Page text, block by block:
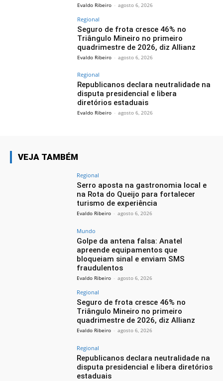
Evaldo Ribeiro - agosto 6, 2026
Regional
Seguro de frota cresce 46% no
Triângulo Mineiro no primeiro
quadrimestre de 2026, diz Allianz
Evaldo Ribeiro - agosto 6, 2026
Regional
Republicanos declara neutralidade na
disputa presidencial e libera
diretórios estaduais
Evaldo Ribeiro - agosto 6, 2026
VEJA TAMBÉM
Regional
Serro aposta na gastronomia local e
na Rota do Queijo para fortalecer
turismo de experiência
Evaldo Ribeiro - agosto 6, 2026
Mundo
Golpe da antena falsa: Anatel
apreende equipamentos que
bloqueiam sinal e enviam SMS
fraudulentos
Evaldo Ribeiro - agosto 6, 2026
Regional
Seguro de frota cresce 46% no
Triângulo Mineiro no primeiro
quadrimestre de 2026, diz Allianz
Evaldo Ribeiro - agosto 6, 2026
Regional
Republicanos declara neutralidade na
disputa presidencial e libera diretórios
estaduais